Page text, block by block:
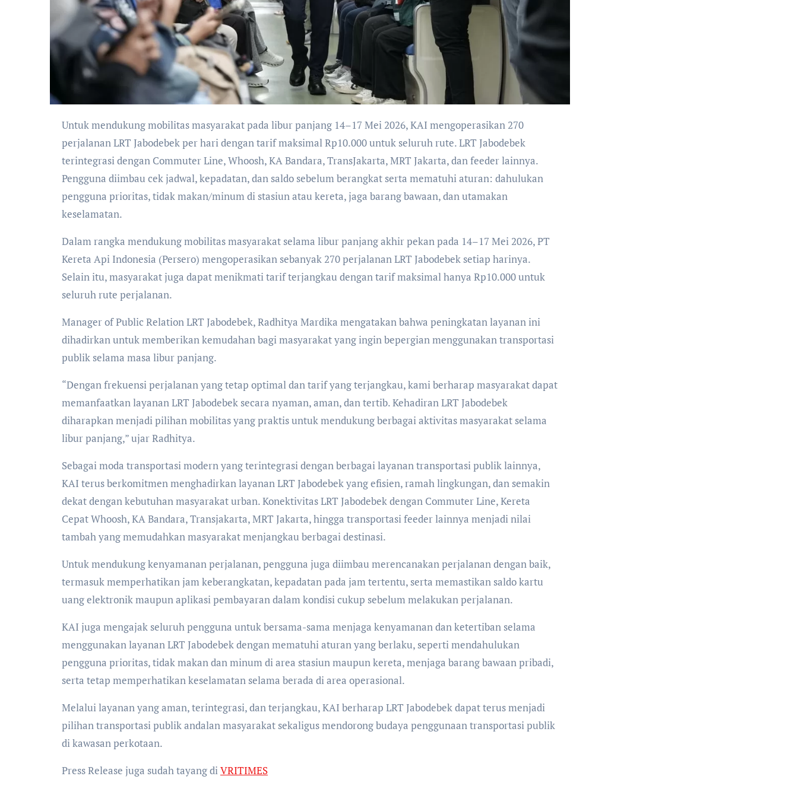
Untuk mendukung mobilitas masyarakat pada libur panjang 14–17 Mei 2026, KAI mengoperasikan 270
perjalanan LRT Jabodebek per hari dengan tarif maksimal Rp10.000 untuk seluruh rute. LRT Jabodebek
terintegrasi dengan Commuter Line, Whoosh, KA Bandara, TransJakarta, MRT Jakarta, dan feeder lainnya.
Pengguna diimbau cek jadwal, kepadatan, dan saldo sebelum berangkat serta mematuhi aturan: dahulukan
pengguna prioritas, tidak makan/minum di stasiun atau kereta, jaga barang bawaan, dan utamakan
keselamatan.
Dalam rangka mendukung mobilitas masyarakat selama libur panjang akhir pekan pada 14–17 Mei 2026, PT
Kereta Api Indonesia (Persero) mengoperasikan sebanyak 270 perjalanan LRT Jabodebek setiap harinya.
Selain itu, masyarakat juga dapat menikmati tarif terjangkau dengan tarif maksimal hanya Rp10.000 untuk
seluruh rute perjalanan.
Manager of Public Relation LRT Jabodebek, Radhitya Mardika mengatakan bahwa peningkatan layanan ini
dihadirkan untuk memberikan kemudahan bagi masyarakat yang ingin bepergian menggunakan transportasi
publik selama masa libur panjang.
“Dengan frekuensi perjalanan yang tetap optimal dan tarif yang terjangkau, kami berharap masyarakat dapat
memanfaatkan layanan LRT Jabodebek secara nyaman, aman, dan tertib. Kehadiran LRT Jabodebek
diharapkan menjadi pilihan mobilitas yang praktis untuk mendukung berbagai aktivitas masyarakat selama
libur panjang,” ujar Radhitya.
Sebagai moda transportasi modern yang terintegrasi dengan berbagai layanan transportasi publik lainnya,
KAI terus berkomitmen menghadirkan layanan LRT Jabodebek yang efisien, ramah lingkungan, dan semakin
dekat dengan kebutuhan masyarakat urban. Konektivitas LRT Jabodebek dengan Commuter Line, Kereta
Cepat Whoosh, KA Bandara, Transjakarta, MRT Jakarta, hingga transportasi feeder lainnya menjadi nilai
tambah yang memudahkan masyarakat menjangkau berbagai destinasi.
Untuk mendukung kenyamanan perjalanan, pengguna juga diimbau merencanakan perjalanan dengan baik,
termasuk memperhatikan jam keberangkatan, kepadatan pada jam tertentu, serta memastikan saldo kartu
uang elektronik maupun aplikasi pembayaran dalam kondisi cukup sebelum melakukan perjalanan.
KAI juga mengajak seluruh pengguna untuk bersama-sama menjaga kenyamanan dan ketertiban selama
menggunakan layanan LRT Jabodebek dengan mematuhi aturan yang berlaku, seperti mendahulukan
pengguna prioritas, tidak makan dan minum di area stasiun maupun kereta, menjaga barang bawaan pribadi,
serta tetap memperhatikan keselamatan selama berada di area operasional.
Melalui layanan yang aman, terintegrasi, dan terjangkau, KAI berharap LRT Jabodebek dapat terus menjadi
pilihan transportasi publik andalan masyarakat sekaligus mendorong budaya penggunaan transportasi publik
di kawasan perkotaan.
Press Release juga sudah tayang diVRITIMES